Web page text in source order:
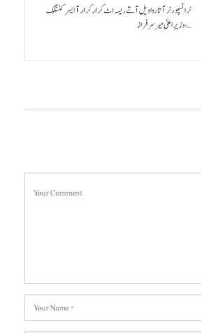
ٹرانسپورٹر آتا روا ویل آتے ریسہ اٹ کرار کرار آ ایسر کننگک
،وزیرِ اعلیٰ میر سرفراز…